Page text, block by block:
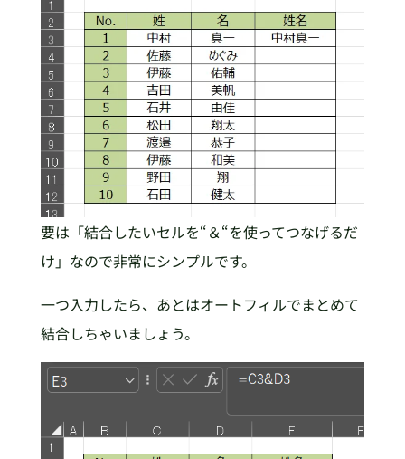
要は「結合したいセルを“＆“を使ってつなげるだ
け」なので非常にシンプルです。
一つ入力したら、あとはオートフィルでまとめて
結合しちゃいましょう。